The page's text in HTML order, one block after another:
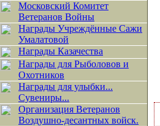
Московский Комитет
Ветеранов Войны
Награды Учреждённые Сажи
Умалатовой
Награды Казачества
Награды для Рыболовов и
Охотников
Награды для улыбки...
Сувениры...
Организация Ветеранов
Воздушно-десантных войск.